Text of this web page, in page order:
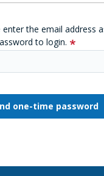
enter the email address
to login.